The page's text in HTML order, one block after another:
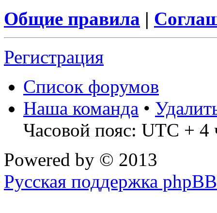
Общие правила |
Регистрация
Список форумов
Наша команда •
Часовой пояс: UTC + 4
Powered by © 2013
Русская поддержка phpBB